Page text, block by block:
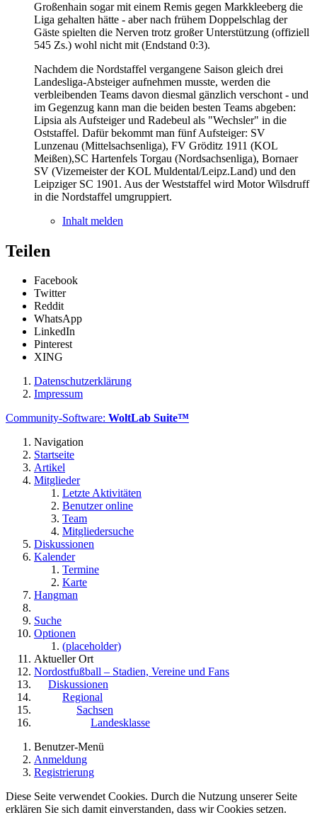
Großenhain sogar mit einem Remis gegen Markkleeberg die
Liga gehalten hätte - aber nach frühem Doppelschlag der
Gäste spielten die Nerven trotz großer Unterstützung (offiziell
545 Zs.) wohl nicht mit (Endstand 0:3).
Nachdem die Nordstaffel vergangene Saison gleich drei
Landesliga-Absteiger aufnehmen musste, werden die
verbleibenden Teams davon diesmal gänzlich verschont - und
im Gegenzug kann man die beiden besten Teams abgeben:
Lipsia als Aufsteiger und Radebeul als "Wechsler" in die
Oststaffel. Dafür bekommt man fünf Aufsteiger: SV
Lunzenau (Mittelsachsenliga), FV Gröditz 1911 (KOL
Meißen),SC Hartenfels Torgau (Nordsachsenliga), Bornaer
SV (Vizemeister der KOL Muldental/Leipz.Land) und den
Leipziger SC 1901. Aus der Weststaffel wird Motor Wilsdruff
in die Nordstaffel umgruppiert.
Inhalt melden
Teilen
Facebook
Twitter
Reddit
WhatsApp
LinkedIn
Pinterest
XING
Datenschutzerklärung
Impressum
Community-Software: WoltLab Suite™
Navigation
Startseite
Artikel
Mitglieder
Letzte Aktivitäten
Benutzer online
Team
Mitgliedersuche
Diskussionen
Kalender
Termine
Karte
Hangman
Suche
Optionen
(placeholder)
Aktueller Ort
Nordostfußball – Stadien, Vereine und Fans
Diskussionen
Regional
Sachsen
Landesklasse
Benutzer-Menü
Anmeldung
Registrierung
Diese Seite verwendet Cookies. Durch die Nutzung unserer Seite
erklären Sie sich damit einverstanden, dass wir Cookies setzen.